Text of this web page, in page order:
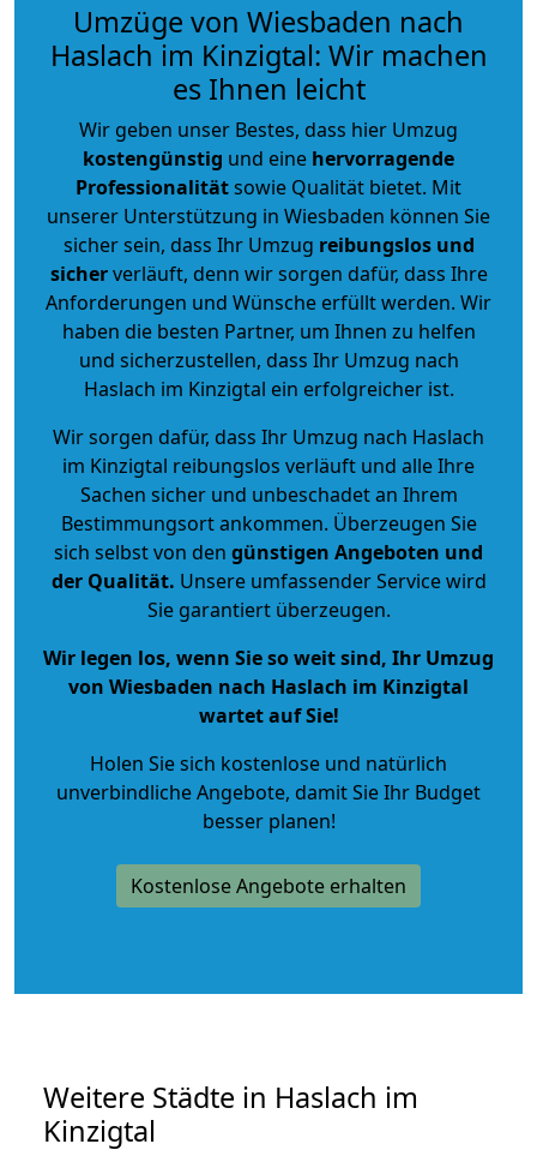
Umzüge von Wiesbaden nach
Haslach im Kinzigtal: Wir machen
es Ihnen leicht
Wir geben unser Bestes, dass hier Umzug
kostengünstig und eine hervorragende
Professionalitätsowie Qualität bietet. Mit
unserer Unterstützung in Wiesbaden können Sie
sicher sein, dass Ihr Umzug reibungslos und
sicherverläuft, denn wir sorgen dafür, dass Ihre
Anforderungen und Wünsche erfüllt werden. Wir
haben die besten Partner, um Ihnen zu helfen
und sicherzustellen, dass Ihr Umzug nach
Haslach im Kinzigtal ein erfolgreicher ist.
Wir sorgen dafür, dass Ihr Umzug nach Haslach
im Kinzigtal reibungslos verläuft und alle Ihre
Sachen sicher und unbeschadet an Ihrem
Bestimmungsort ankommen. Überzeugen Sie
sich selbst von den günstigen Angeboten und
der Qualität. Unsere umfassender Service wird
Sie garantiert überzeugen.
Wir legen los, wenn Sie so weit sind, Ihr Umzug
von Wiesbaden nach Haslach im Kinzigtal
wartet auf Sie!
Holen Sie sich kostenlose und natürlich
unverbindliche Angebote, damit Sie Ihr Budget
besser planen!
Kostenlose Angebote erhalten
Weitere Städte in Haslach im
Kinzigtal